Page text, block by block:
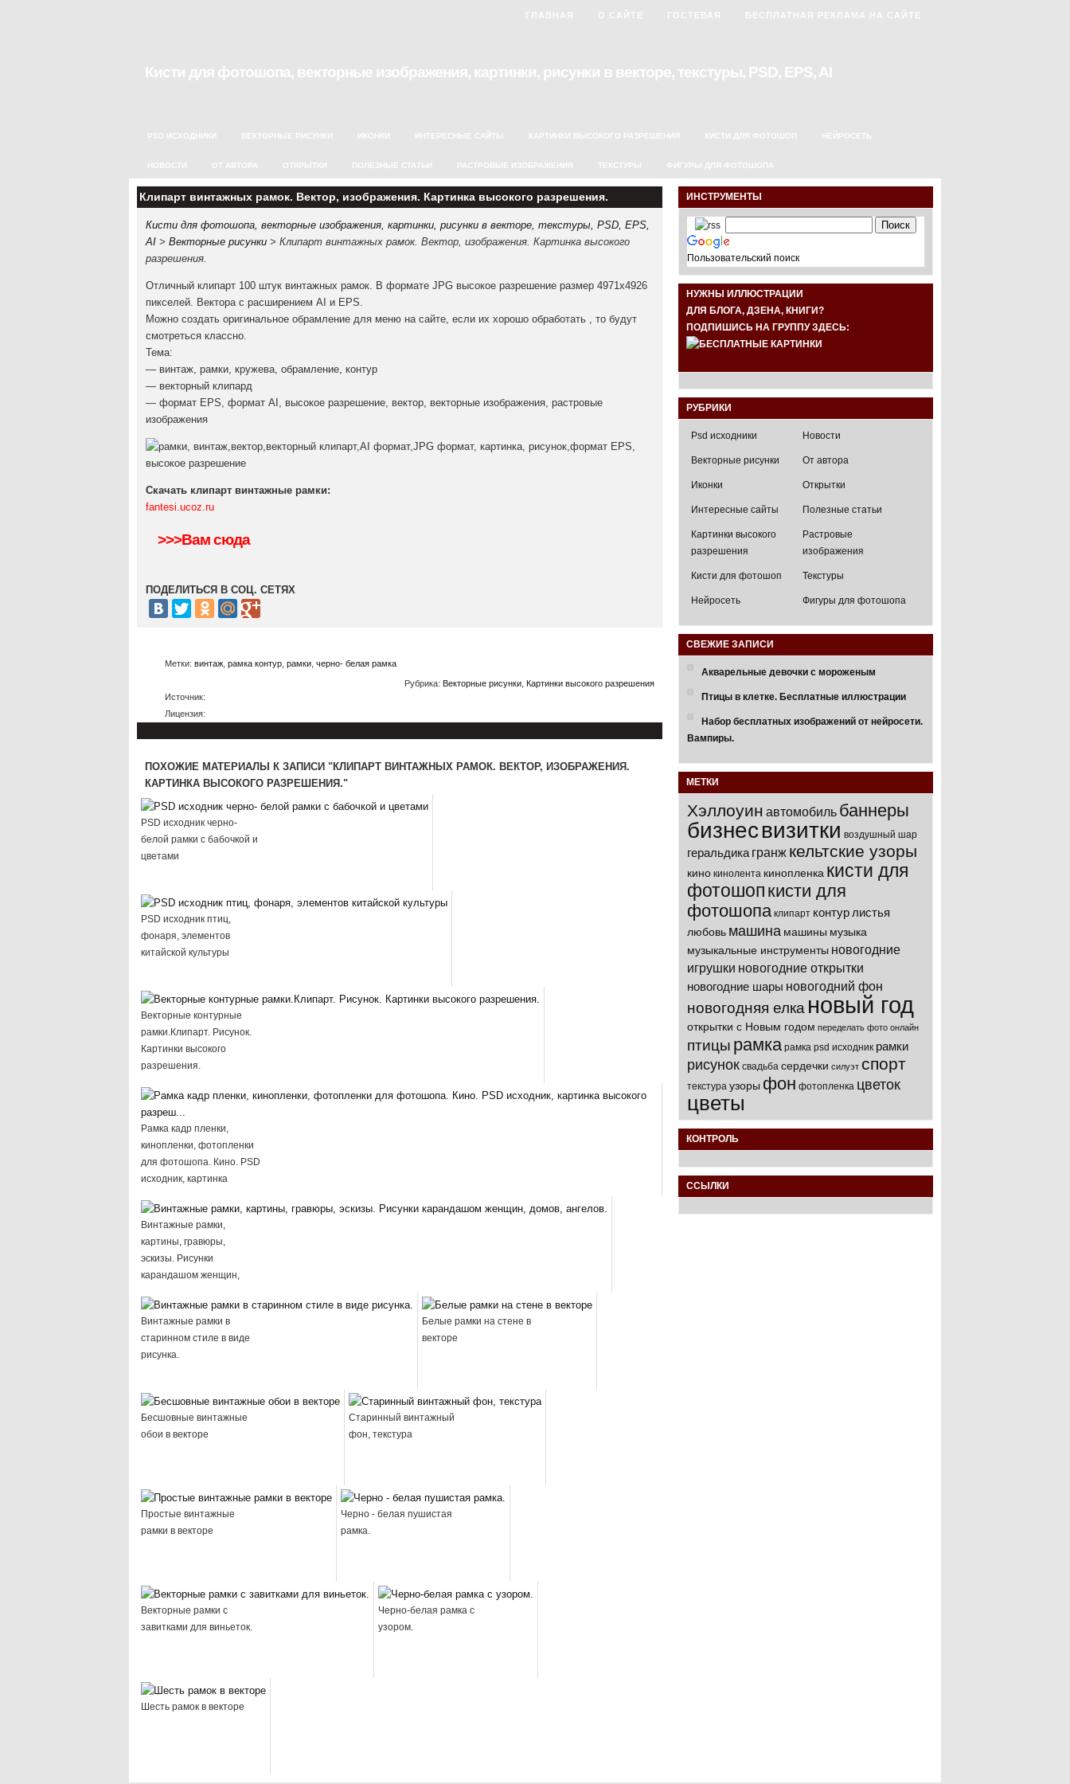
ГЛАВНАЯ О САЙТЕ ГОСТЕВАЯ БЕСПЛАТНАЯ РЕКЛАМА НА САЙТЕ
Кисти для фотошопа, векторные изображения, картинки, рисунки в векторе, текстуры, PSD, EPS, AI
PSD ИСХОДНИКИ ВЕКТОРНЫЕ РИСУНКИ ИКОНКИ ИНТЕРЕСНЫЕ САЙТЫ КАРТИНКИ ВЫСОКОГО РАЗРЕШЕНИЯ КИСТИ ДЛЯ ФОТОШОП НЕЙРОСЕТЬ
НОВОСТИ ОТ АВТОРА ОТКРЫТКИ ПОЛЕЗНЫЕ СТАТЬИ РАСТРОВЫЕ ИЗОБРАЖЕНИЯ ТЕКСТУРЫ ФИГУРЫ ДЛЯ ФОТОШОПА
Клипарт винтажных рамок. Вектор, изображения. Картинка высокого разрешения.
Кисти для фотошопа, векторные изображения, картинки, рисунки в векторе, текстуры, PSD, EPS,
AI > Векторные рисунки > Клипарт винтажных рамок. Вектор, изображения. Картинка высокого
разрешения.
Отличный клипарт 100 штук винтажных рамок. В формате JPG высокое разрешение размер 4971х4926
пикселей. Вектора с расширением AI и EPS.
Можно создать оригинальное обрамление для меню на сайте, если их хорошо обработать , то будут
смотреться классно.
Тема:
— винтаж, рамки, кружева, обрамление, контур
— векторный клипард
— формат EPS, формат AI, высокое разрешение, вектор, векторные изображения, растровые
изображения
Скачать клипарт винтажные рамки:
fantesi.ucoz.ru
>>>Вам сюда
ПОДЕЛИТЬСЯ В СОЦ. СЕТЯХ
Метки: винтаж рамка контур рамки черно- белая рамка
Рубрика: Векторные рисунки Картинки высокого разрешения
Источник:
Лицензия:
ПОХОЖИЕ МАТЕРИАЛЫ К ЗАПИСИ "КЛИПАРТ ВИНТАЖНЫХ РАМОК. ВЕКТОР, ИЗОБРАЖЕНИЯ.
КАРТИНКА ВЫСОКОГО РАЗРЕШЕНИЯ."
PSD исходник черно-
белой рамки с бабочкой и
цветами
PSD исходник птиц,
фонаря, элементов
китайской культуры
Векторные контурные
рамки.Клипарт. Рисунок.
Картинки высокого
разрешения.
Рамка кадр пленки,
кинопленки, фотопленки
для фотошопа. Кино. PSD
исходник, картинка
Винтажные рамки,
картины, гравюры,
эскизы. Рисунки
карандашом женщин,
Винтажные рамки в
старинном стиле в виде
рисунка.
Белые рамки на стене в
векторе
Бесшовные винтажные
обои в векторе
Старинный винтажный
фон, текстура
Простые винтажные
рамки в векторе
Черно - белая пушистая
рамка.
Векторные рамки с
завитками для виньеток.
Черно-белая рамка с
узором.
Шесть рамок в векторе
ИНСТРУМЕНТЫ
Пользовательский поиск
НУЖНЫ ИЛЛЮСТРАЦИИ
ДЛЯ БЛОГА, ДЗЕНА, КНИГИ?
ПОДПИШИСЬ НА ГРУППУ ЗДЕСЬ:
РУБРИКИ
Psd исходники
Векторные рисунки
Иконки
Интересные сайты
Картинки высокого
разрешения
Кисти для фотошоп
Нейросеть
Новости
От автора
Открытки
Полезные статьи
Растровые
изображения
Текстуры
Фигуры для фотошопа
СВЕЖИЕ ЗАПИСИ
Акварельные девочки с мороженым
Птицы в клетке. Бесплатные иллюстрации
Набор бесплатных изображений от нейросети.
Вампиры.
МЕТКИ
Хэллоуин автомобиль баннеры
бизнесвизитки воздушный шар
геральдика гранж кельтские узоры
кино кинолента кинопленка кисти для
фотошоп кисти для
фотошопа клипарт контур листья
любовь машина машины музыка
музыкальные инструменты новогодние
игрушки новогодние открытки
новогодние шары новогодний фон
новогодняя елка новый год
открытки с Новым годом переделать фото онлайн
птицы рамка рамка psd исходник рамки
рисунок свадьба сердечки силуэт спорт
текстура узоры фон фотопленка цветок
цветы
КОНТРОЛЬ
ССЫЛКИ